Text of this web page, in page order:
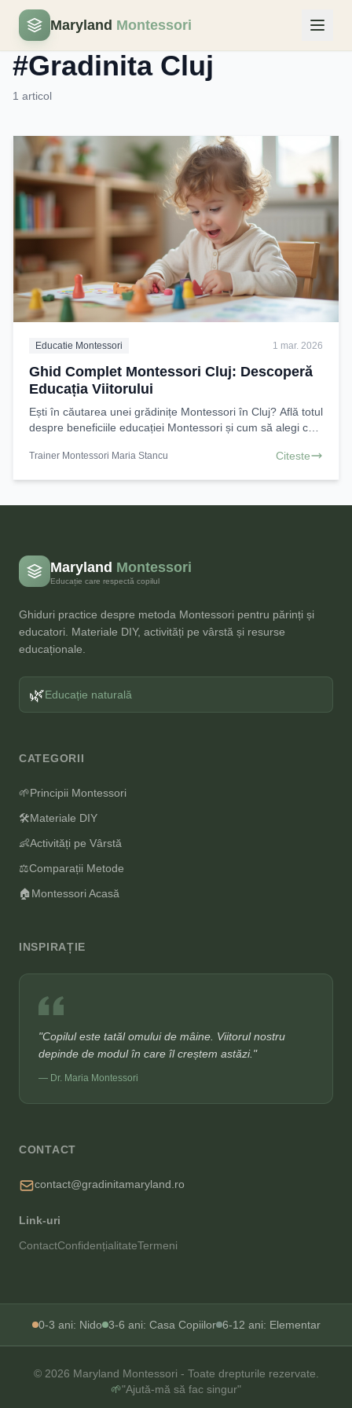
Maryland Montessori
Eticheta
#Gradinita Cluj
1 articol
Educatie Montessori 1 mar. 2026
Ghid Complet Montessori Cluj: Descoperă
Educația Viitorului
Ești în căutarea unei grădinițe Montessori în Cluj? Află totul
despre beneficiile educației Montessori și cum să alegi cea
Trainer Montessori Maria Stancu Citeste
Maryland Montessori
Educație care respectă copilul
Ghiduri practice despre metoda Montessori pentru părinți și
educatori. Materiale DIY, activități pe vârstă și resurse
educaționale.
🌿Educație naturală
CATEGORII
🌱Principii Montessori
🛠️Materiale DIY
👶Activități pe Vârstă
⚖️Comparații Metode
🏠Montessori Acasă
INSPIRAȚIE
"Copilul este tatăl omului de mâine. Viitorul nostru
depinde de modul în care îl creștem astăzi."
— Dr. Maria Montessori
CONTACT
contact@gradinitamaryland.ro
Link-uri
ContactConfidențialitateTermeni
0-3 ani: Nido 3-6 ani: Casa Copiilor 6-12 ani: Elementar
© 2026 Maryland Montessori - Toate drepturile rezervate.
🌱"Ajută-mă să fac singur"